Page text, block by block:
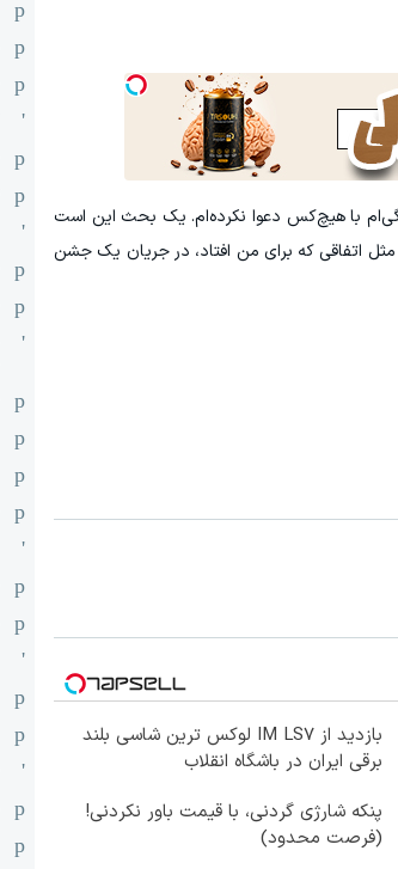
با هیچ‌کس دعوا نکرده‌ام. یک بحث این است
اتفاقی که برای من افتاد، در جریان یک جشن
بازدید از IM LS7 لوکس ترین شاسی بلند
برقی ایران در باشگاه انقلاب
پنکه شارژی گردنی، با قیمت باور نکردنی!
(فرصت محدود)